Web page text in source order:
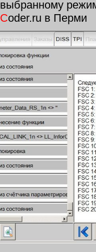
выбранному
Coder.ru в Перми